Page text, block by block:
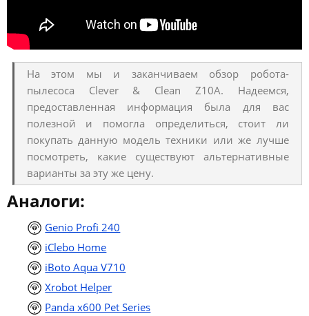
На этом мы и заканчиваем обзор робота-
пылесоса Clever & Clean Z10A. Надеемся,
предоставленная информация была для вас
полезной и помогла определиться, стоит ли
покупать данную модель техники или же лучше
посмотреть, какие существуют альтернативные
варианты за эту же цену.
Аналоги:
Genio Profi 240
iClebo Home
iBoto Aqua V710
Xrobot Helper
Panda x600 Pet Series